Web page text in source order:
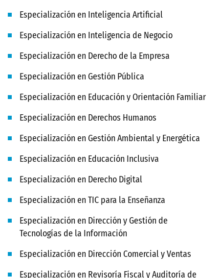
Especialización en Inteligencia Artificial
Especialización en Inteligencia de Negocio
Especialización en Derecho de la Empresa
Especialización en Gestión Pública
Especialización en Educación y Orientación Familiar
Especialización en Derechos Humanos
Especialización en Gestión Ambiental y Energética
Especialización en Educación Inclusiva
Especialización en Derecho Digital
Especialización en TIC para la Enseñanza
Especialización en Dirección y Gestión de
Tecnologías de la Información
Especialización en Dirección Comercial y Ventas
Especialización en Revisoría Fiscal y Auditoría de